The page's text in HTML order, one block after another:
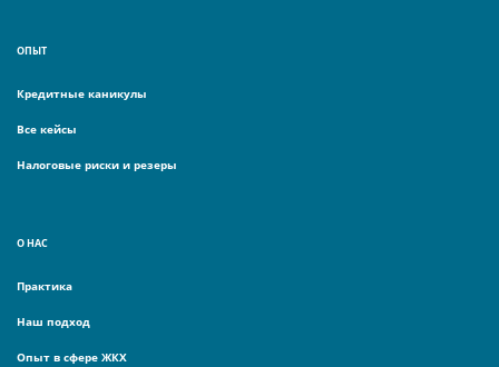
ОПЫТ
Кредитные каникулы
Все кейсы
Налоговые риски и резеры
О НАС
Практика
Наш подход
Опыт в сфере ЖКХ